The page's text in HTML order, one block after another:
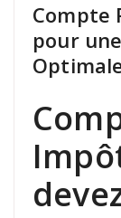
Compte
pour